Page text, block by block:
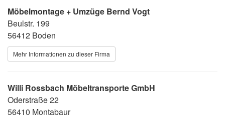
Möbelmontage + Umzüge Bernd Vogt
Beulstr. 199
56412 Boden
Mehr Informationen zu dieser Firma
Willi Rossbach Möbeltransporte GmbH
Oderstraße 22
56410 Montabaur